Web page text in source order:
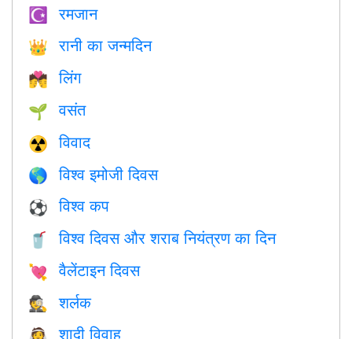
☪️ रमजान
👑 रानी का जन्मदिन
💏 लिंग
🌱 वसंत
☢️ विवाद
🌎 विश्व इमोजी दिवस
⚽ विश्व कप
🥤 विश्व दिवस और शराब नियंत्रण का दिन
💘 वैलेंटाइन दिवस
🕵️ शर्लक
शादी विवाह